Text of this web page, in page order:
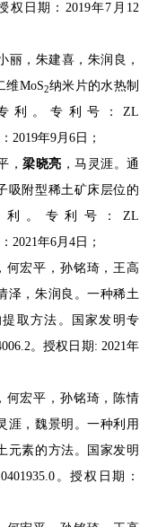
权日期：2019年7月12
丽，朱建喜，朱润良，
维MoS2纳米片的水热制
利。专利号：ZL
2019年9月6日；
，梁晓亮 ，马灵涯。通
吸附型稀土矿床层位的
。专利号：ZL
2021年6月4日；
何宏平，孙铭琦，王高
泽，朱润良。一种稀土
取方法。国家发明专
。授权日期: 2021年
何宏平，孙铭琦，陈情
涯，魏景明。一种利用
元素的方法。国家发明
。授权日期：